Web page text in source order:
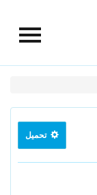
تحميل